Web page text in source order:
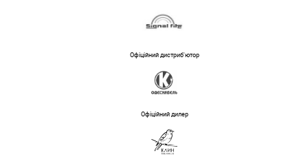
Офіційний дистриб'ютор
Офіційний дилер